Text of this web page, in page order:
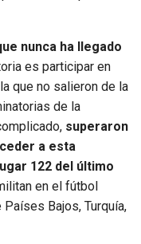
nunca ha llegado
es participar en
que no salieron de la
de la
superaron
a esta
122 del último
en el fútbol
Bajos, Turquía,